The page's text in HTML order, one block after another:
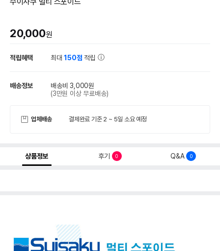
20,000원
적립혜택 최대150점 적립
배송정보
배송비 3,000원
(3만원 이상 무료배송)
업체배송 결제완료 기준 2 ~ 5일 소요 예정
상품정보 후기 0 Q&A 0